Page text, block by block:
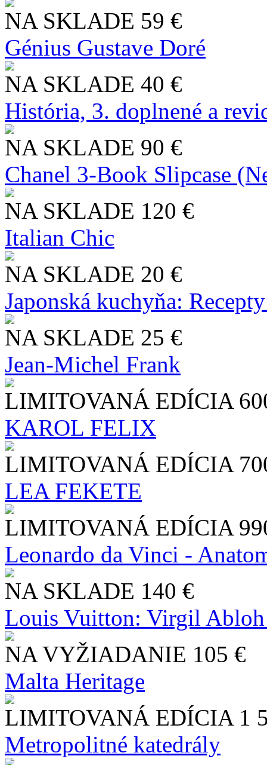
NA SKLADE 59 €
Génius Gustave Doré
NA SKLADE 40 €
História, 3. doplnené a
NA SKLADE 90 €
Chanel 3-Book Slipcase
NA SKLADE 120 €
Italian Chic
NA SKLADE 20 €
Japonská kuchyňa:
NA SKLADE 25 €
Jean-Michel Frank
LIMITOVANÁ EDÍCIA
KAROL FELIX
LIMITOVANÁ EDÍCIA
LEA FEKETE
LIMITOVANÁ EDÍCIA
Leonardo da Vinci -
NA SKLADE 140 €
Louis Vuitton: Virgil
NA VYŽIADANIE 105 €
Malta Heritage
LIMITOVANÁ EDÍCIA 1
Metropolitné katedrály